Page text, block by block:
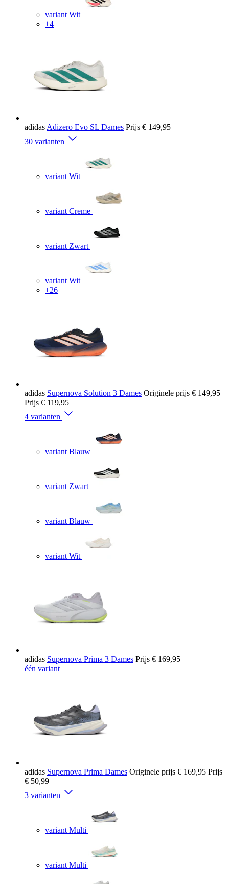
variant Wit
+4
adidas Adizero Evo SL Dames Prijs € 149,95
30 varianten
variant Wit
variant Creme
variant Zwart
variant Wit
+26
adidas Supernova Solution 3 Dames Originele prijs € 149,95
Prijs € 119,95
4 varianten
variant Blauw
variant Zwart
variant Blauw
variant Wit
adidas Supernova Prima 3 Dames Prijs € 169,95
één variant
adidas Supernova Prima Dames Originele prijs € 169,95 Prijs
€ 50,99
3 varianten
variant Multi
variant Multi